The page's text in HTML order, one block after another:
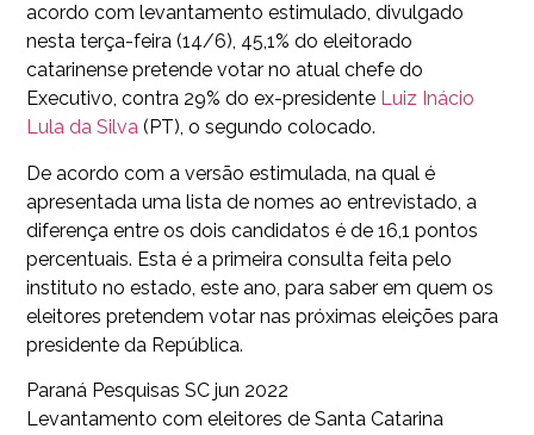
acordo com levantamento estimulado, divulgado
nesta terça-feira (14/6), 45,1% do eleitorado
catarinense pretende votar no atual chefe do
Executivo, contra 29% do ex-presidente Luiz Inácio
Lula da Silva (PT), o segundo colocado.
De acordo com a versão estimulada, na qual é
apresentada uma lista de nomes ao entrevistado, a
diferença entre os dois candidatos é de 16,1 pontos
percentuais. Esta é a primeira consulta feita pelo
instituto no estado, este ano, para saber em quem os
eleitores pretendem votar nas próximas eleições para
presidente da República.
Paraná Pesquisas SC jun 2022
Levantamento com eleitores de Santa Catarina